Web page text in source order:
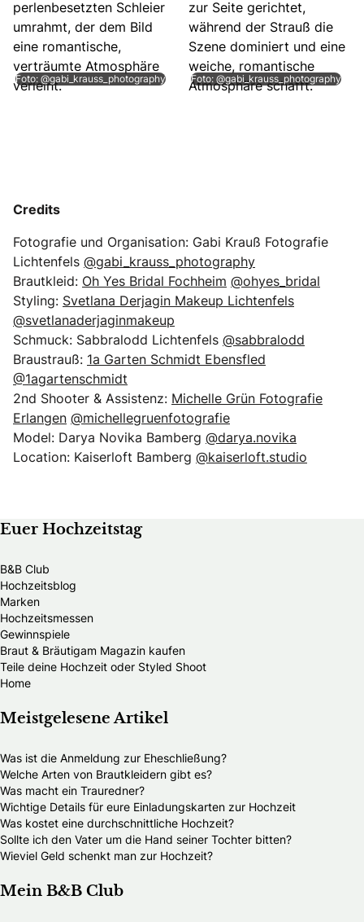
Foto: @gabi_krauss_photography Foto: @gabi_krauss_photography
Credits
Fotografie und Organisation: Gabi Krauß Fotografie
Lichtenfels @gabi_krauss_photography
Brautkleid: Oh Yes Bridal Fochheim @ohyes_bridal
Styling: Svetlana Derjagin Makeup Lichtenfels
@svetlanaderjaginmakeup
Schmuck: Sabbralodd Lichtenfels @sabbralodd
Braustrauß: 1a Garten Schmidt Ebensfled
@1agartenschmidt
2nd Shooter & Assistenz: Michelle Grün Fotografie
Erlangen @michellegruenfotografie
Model: Darya Novika Bamberg @darya.novika
Location: Kaiserloft Bamberg @kaiserloft.studio
Euer Hochzeitstag
B&B Club
Hochzeitsblog
Marken
Hochzeitsmessen
Gewinnspiele
Braut & Bräutigam Magazin kaufen
Teile deine Hochzeit oder Styled Shoot
Home
Meistgelesene Artikel
Was ist die Anmeldung zur Eheschließung?
Welche Arten von Brautkleidern gibt es?
Was macht ein Trauredner?
Wichtige Details für eure Einladungskarten zur Hochzeit
Was kostet eine durchschnittliche Hochzeit?
Sollte ich den Vater um die Hand seiner Tochter bitten?
Wieviel Geld schenkt man zur Hochzeit?
Mein B&B Club